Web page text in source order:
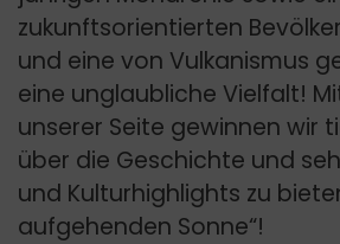
zukunftsorientierten
und eine von Vulkanismus
eine unglaubliche Vielfalt!
unserer Seite gewinnen wir
über die Geschichte und
und Kulturhighlights zu
aufgehenden Sonne“!